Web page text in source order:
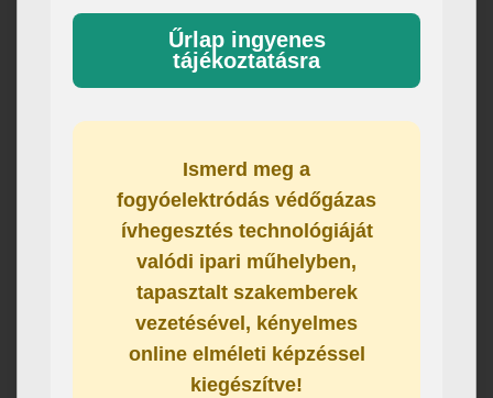
Űrlap ingyenes
tájékoztatásra
Ismerd meg a
fogyóelektródás védőgázas
ívhegesztés technológiáját
valódi ipari műhelyben,
tapasztalt szakemberek
vezetésével, kényelmes
online elméleti képzéssel
kiegészítve!